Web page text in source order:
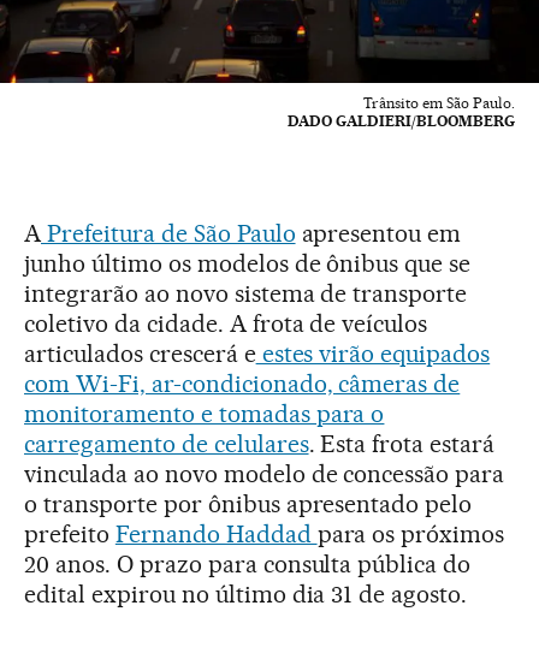
Trânsito em São Paulo.
DADO GALDIERI/BLOOMBERG
APrefeitura de São Paulo apresentou em
junho último os modelos de ônibus que se
integrarão ao novo sistema de transporte
coletivo da cidade. A frota de veículos
articulados crescerá eestes virão equipados
com Wi-Fi, ar-condicionado, câmeras de
monitoramento e tomadas para o
carregamento de celulares. Esta frota estará
vinculada ao novo modelo de concessão para
o transporte por ônibus apresentado pelo
prefeito Fernando Haddad para os próximos
20 anos. O prazo para consulta pública do
edital expirou no último dia 31 de agosto.